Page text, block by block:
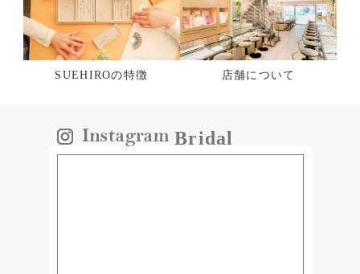
SUEHIROの特徴 店舗について
Bridal